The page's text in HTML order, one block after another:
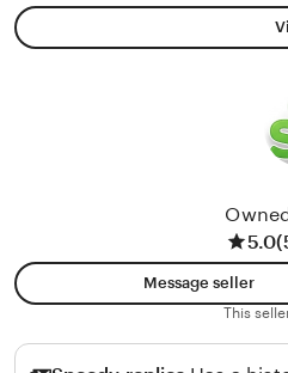
5.0
Message seller
This